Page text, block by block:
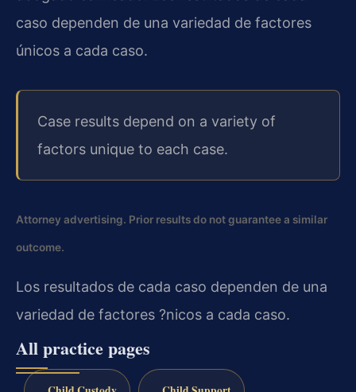
caso dependen de una variedad de factores
únicos a cada caso.
Case results depend on a variety of
factors unique to each case.
Attorney advertising. Prior results do not guarantee a similar
outcome.
Los resultados de cada caso dependen de una
variedad de factores ?nicos a cada caso.
All practice pages